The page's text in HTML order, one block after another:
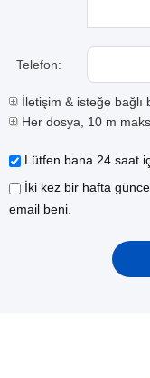
Telefon:
İletişim & isteğe bağlı
Her dosya, 10 m
Lütfen bana 24 saat
İki kez bir hafta
email beni.